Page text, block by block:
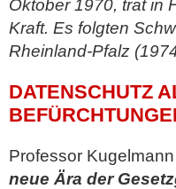
Oktober 1970, trat in
Kraft. Es folgten
Rheinland-Pfalz
DATENSCHUTZ
Professor
neue Ära der